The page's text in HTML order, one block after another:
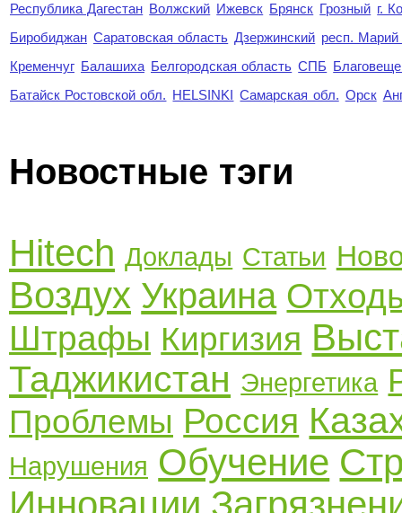
Республика Дагестан Волжский Ижевск Брянск Грозный г.
Биробиджан Саратовская область Дзержинский респ.
Кременчуг Балашиха Белгородская область СПБ
Батайск Ростовской обл. HELSINKI Самарская обл. Орск
Новостные тэги
Hitech Доклады Статьи
Воздух Украина
Штрафы Киргизия
Таджикистан Энергетика
Проблемы Россия
Нарушения Обучение
Инновации